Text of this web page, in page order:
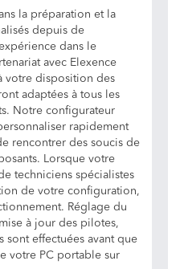
la préparation et la
depuis de
dans le
avec Elexence
votre disposition des
adaptées à tous les
Notre configurateur
rapidement
rencontrer des soucis de
Lorsque votre
techniciens spécialistes
de votre configuration,
Réglage du
à jour des pilotes,
sont effectuées avant que
votre PC portable sur